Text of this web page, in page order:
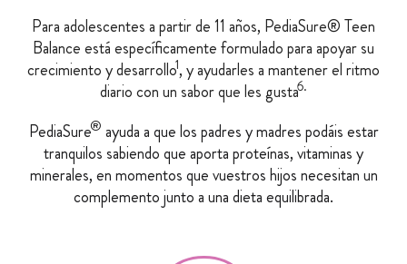
Para adolescentes a partir de 11 años, PediaSure® Teen
Balance está específicamente formulado para apoyar su
crecimiento y desarrollo1, y ayudarles a mantener el ritmo
diario con un sabor que les gusta6.
PediaSure® ayuda a que los padres y madres podáis estar
tranquilos sabiendo que aporta proteínas, vitaminas y
minerales, en momentos que vuestros hijos necesitan un
complemento junto a una dieta equilibrada.